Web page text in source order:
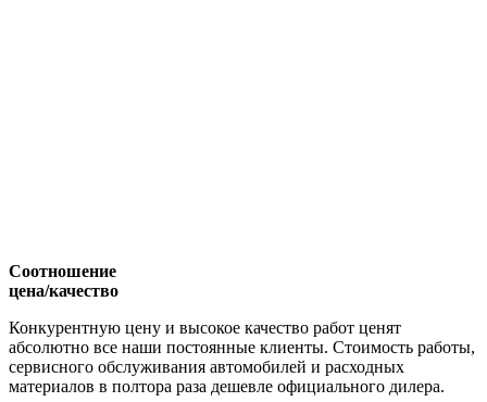
Соотношение
цена/качество
Конкурентную цену и высокое качество работ ценят
абсолютно все наши постоянные клиенты. Стоимость работы,
сервисного обслуживания автомобилей и расходных
материалов в полтора раза дешевле официального дилера.